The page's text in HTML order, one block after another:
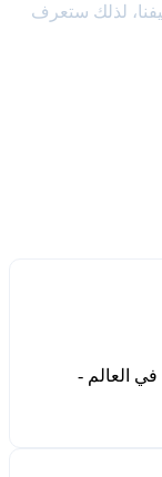
لذلك ستعرف
في العالم -